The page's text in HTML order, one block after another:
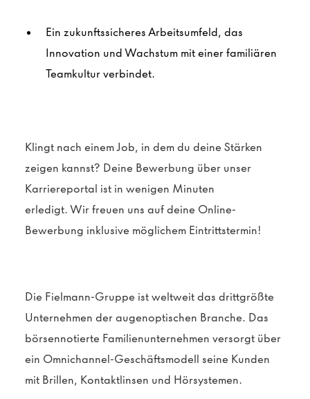
Ein zukunftssicheres Arbeitsumfeld, das
Innovation und Wachstum mit einer familiären
Teamkultur verbindet.
Klingt nach einem Job, in dem du deine Stärken
zeigen kannst? Deine Bewerbung über unser
Karriereportal ist in wenigen Minuten
erledigt. Wir freuen uns auf deine Online-
Bewerbung inklusive möglichem Eintrittstermin!
Die Fielmann-Gruppe ist weltweit das drittgrößte
Unternehmen der augenoptischen Branche. Das
börsennotierte Familienunternehmen versorgt über
ein Omnichannel-Geschäftsmodell seine Kunden
mit Brillen, Kontaktlinsen und Hörsystemen.